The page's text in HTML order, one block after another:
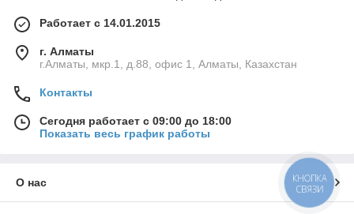
Работает с 14.01.2015
г. Алматы
г.Алматы, мкр.1, д.88, офис 1, Алматы, Казахстан
Контакты
Сегодня работает с 09:00 до 18:00
Показать весь график работы
О нас
КНОПКА
СВЯЗИ